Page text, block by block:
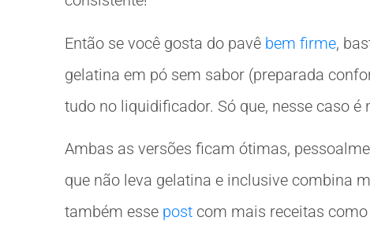
Então se você gosta do pavê bem firme,
gelatina em pó sem sabor (preparada
tudo no liquidificador. Só que, nesse caso
Ambas as versões ficam ótimas,
que não leva gelatina e inclusive combina
também esse post com mais receitas como